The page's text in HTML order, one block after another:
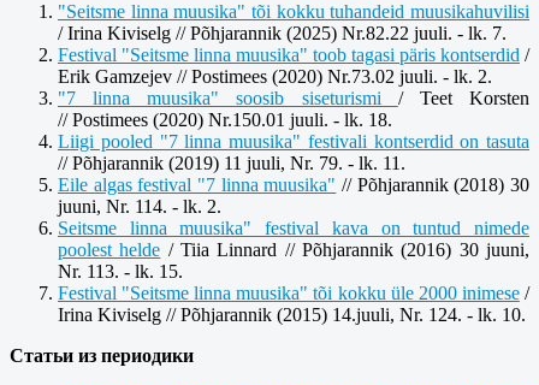
"Seitsme linna muusika" tõi kokku tuhandeid muusikahuvilisi
/ Irina Kiviselg // Põhjarannik (2025) Nr.82.22 juuli. - lk. 7.
Festival "Seitsme linna muusika" toob tagasi päris kontserdid /
Erik Gamzejev // Postimees (2020) Nr.73.02 juuli. - lk. 2.
"7 linna muusika" soosib siseturismi / Teet Korsten
// Postimees (2020) Nr.150.01 juuli. - lk. 18.
Liigi pooled "7 linna muusika" festivali kontserdid on tasuta
// Põhjarannik (2019) 11 juuli, Nr. 79. - lk. 11.
Eile algas festival "7 linna muusika" // Põhjarannik (2018) 30
juuni, Nr. 114. - lk. 2.
Seitsme linna muusika" festival kava on tuntud nimede
poolest helde / Tiia Linnard //Põhjarannik (2016) 30 juuni,
Nr. 113. - lk. 15.
Festival "Seitsme linna muusika" tõi kokku üle 2000 inimese/
Irina Kiviselg //Põhjarannik (2015) 14.juuli, Nr. 124. - lk. 10.
Статьи из периодики